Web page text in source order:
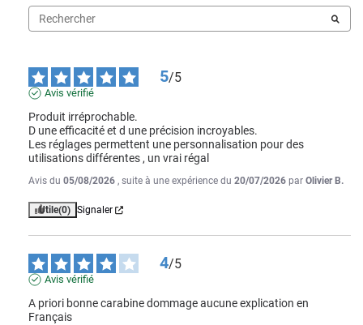
5/5
Avis vérifié
Produit irréprochable.
D une efficacité et d une précision incroyables.
Les réglages permettent une personnalisation pour des
utilisations différentes , un vrai régal
Avis du 05/08/2026 , suite à une expérience du 20/07/2026 par Olivier B.
Utile(0) Signaler
4/5
Avis vérifié
A priori bonne carabine dommage aucune explication en
Français